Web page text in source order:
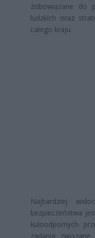
zobowiązane do
ludzkich oraz
całego kraju.
Najbardziej
bezpieczeństwa
kuloodpornych
zadania